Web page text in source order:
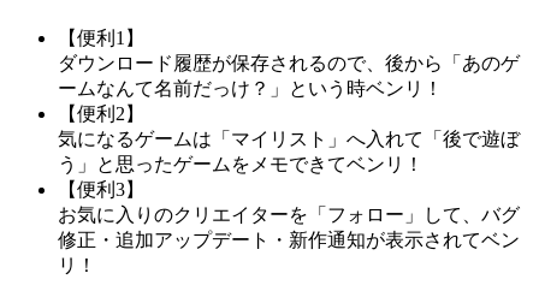
【便利1】
ダウンロード履歴が保存されるので、後から「あのゲ
ームなんて名前だっけ？」という時ベンリ！
【便利2】
気になるゲームは「マイリスト」へ入れて「後で遊ぼ
う」と思ったゲームをメモできてベンリ！
【便利3】
お気に入りのクリエイターを「フォロー」して、バグ
修正・追加アップデート・新作通知が表示されてベン
リ！